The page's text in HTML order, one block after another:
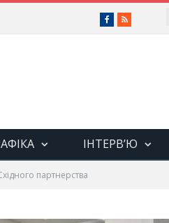
Facebook
RSS
ІНТЕРВ’Ю
партнерства